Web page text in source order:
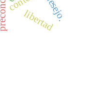
libertad
desejo.